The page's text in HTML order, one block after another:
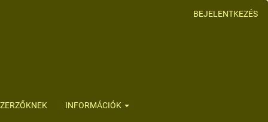
BEJELENTKEZÉS
INFORMÁCIÓK